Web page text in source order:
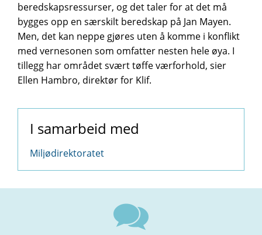
beredskapsressurser, og det taler for at det må
bygges opp en særskilt beredskap på Jan Mayen.
Men, det kan neppe gjøres uten å komme i konflikt
med vernesonen som omfatter nesten hele øya. I
tillegg har området svært tøffe værforhold, sier
Ellen Hambro, direktør for Klif.
I samarbeid med
Miljødirektoratet